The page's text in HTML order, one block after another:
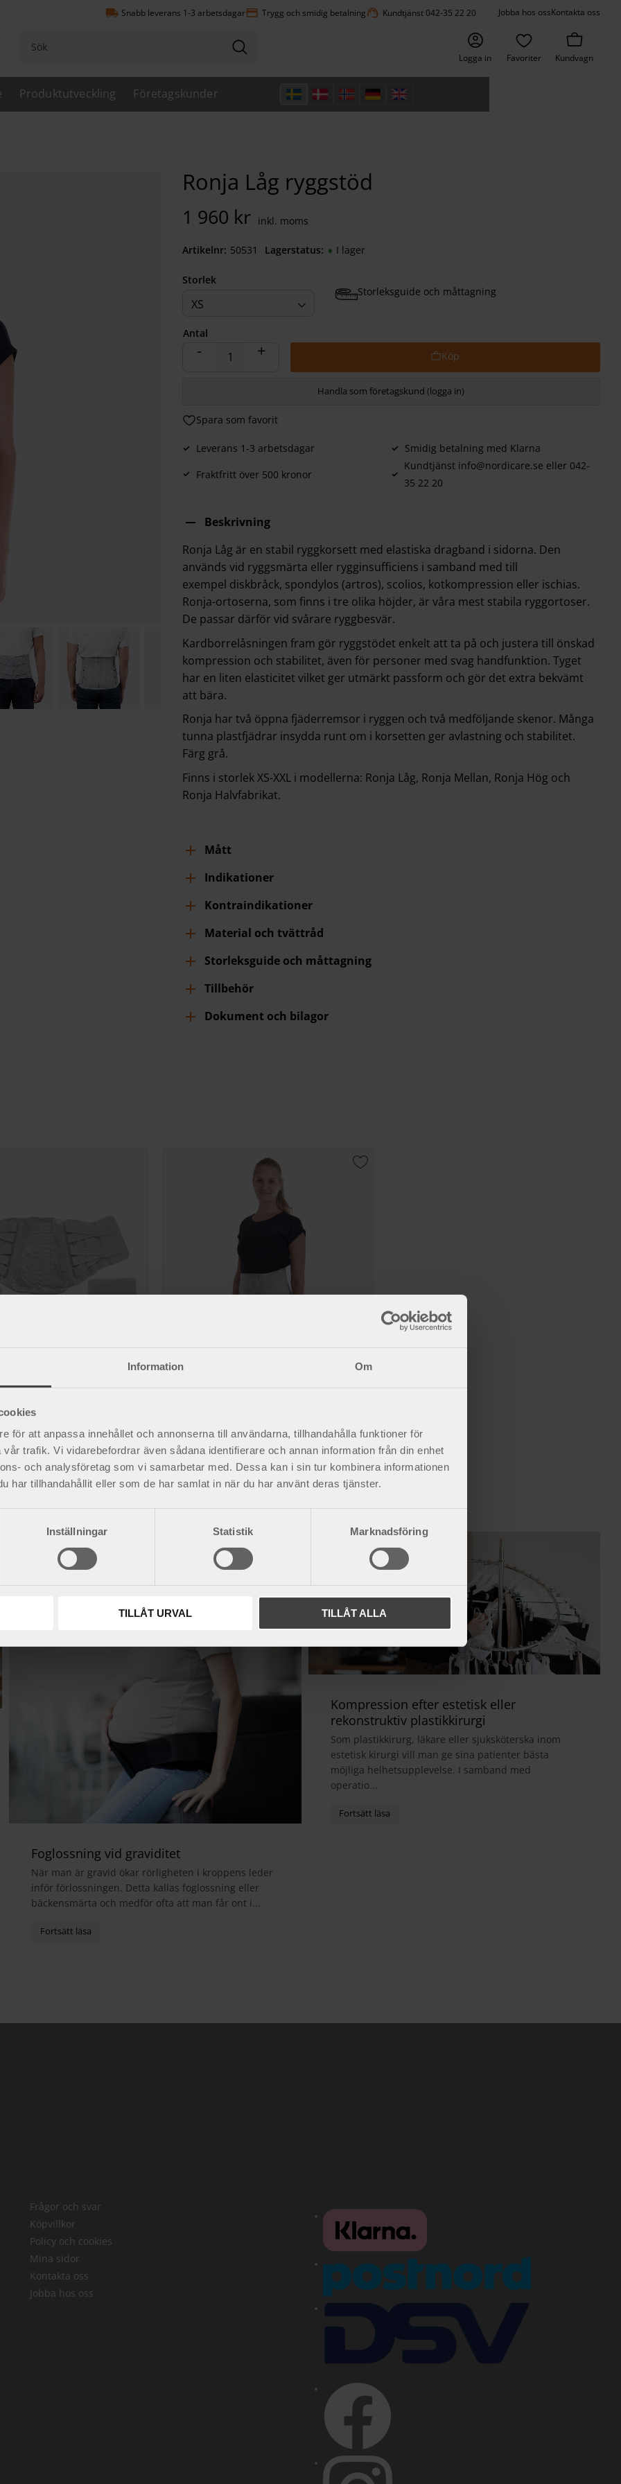
Information Om
för att anpassa innehållet och annonserna till användarna, tillhandahålla funktioner för
trafik. Vi vidarebefordrar även sådana identifierare och annan information från din enhet
och analysföretag som vi samarbetar med. Dessa kan i sin tur kombinera informationen
har tillhandahållit eller som de har samlat in när du har använt deras tjänster.
Inställningar Statistik Marknadsföring
TILLÅT URVAL TILLÅT ALLA
local_shipping Snabb leverans 1-3 arbetsdagarpayment Trygg och smidig betalningsupport_agent Kundtjänst 042-35 22 20 Jobba hos ossKontakta oss
Produktutveckling Företagskunder
Logga in Favoriter Kundvagn
Ronja Låg ryggstöd
1 960 kr
Storlek
XS
Storleksguide och måttagning
Antal
+
-
Lägg till i favoriter
Handla som företagskund (logga in)
Leverans 1-3 arbetsdagar
Smidig betalning med Klarna
Fraktfritt över 500 kronor
Kundtjänst info@nordicare.se eller 042-
35 22 20
Lagerstatus I lager
Artikelnr 505312630
Beskrivning
Ronja Låg är en stabil ryggkorsett med elastiska dragband i sidorna. Den
används vid ryggsmärta eller rygginsufficiens i samband med till
exempel diskbråck, spondylos (artros), scolios, kotkompression eller ischias.
Ronja-ortoserna, som finns i tre olika höjder, är våra mest stabila ryggortoser.
De passar därför vid svårare ryggbesvär.
Kardborrelåsningen fram gör ryggstödet enkelt att ta på och justera till önskad
kompression och stabilitet, även för personer med svag handfunktion. Tyget
har en liten elasticitet vilket ger utmärkt passform och gör det extra bekvämt
att bära.
Ronja har två öppna fjäderremsor i ryggen och två medföljande skenor. Många
tunna plastfjädrar insydda runt om i korsetten ger avlastning och stabilitet.
Färg grå.
Finns i storlek XS-XXL i modellerna: Ronja Låg, Ronja Mellan, Ronja Hög och
Ronja Halvfabrikat.
Mått
Indikationer
Kontraindikationer
Material och tvättråd
Storleksguide och måttagning
Tillbehör
Dokument och bilagor
ryggortos
med elastiska sidoband
Ronja Hög ryggstöd
Stabil ryggkorsett med elastiska sidoband.
Lägg till i favoriter
Foglossning vid graviditet
När man är gravid ökar rörligheten i kroppens leder
inför förlossningen. Detta kallas foglossning eller
bäckensmärta och medför ofta att man får ont i...
Kompression efter estetisk eller
rekonstruktiv plastikkirurgi
Som plastikkirurg, läkare eller sjuksköterska inom
estetisk kirurgi vill man ge sina patienter bästa
möjliga helhetsupplevelse. I samband med
operatio...
Frågor och svar
Köpvillkor
Policy och cookies
Mina sidor
Kontakta oss
Jobba hos oss